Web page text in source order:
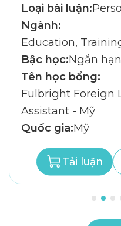
Loại bài luận:
Ngành:
Education,
Bậc học:Ngắn hạn
Tên học bổng:
Fulbright Foreign
Assistant - Mỹ
Quốc gia:Mỹ
Tải luận